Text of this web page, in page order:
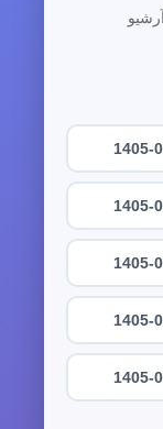
1405-
1405-
1405-
1405-
1405-